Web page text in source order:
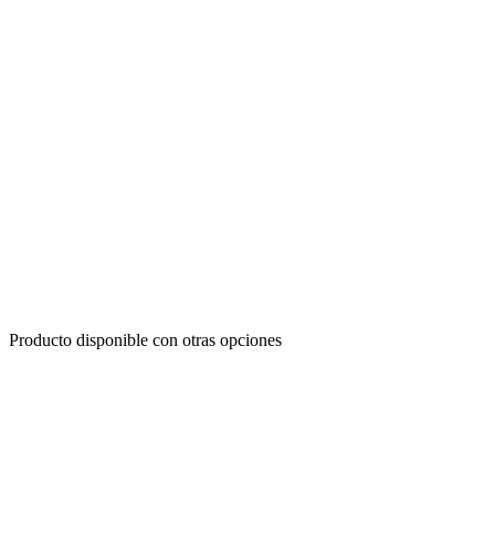
Producto disponible con otras opciones